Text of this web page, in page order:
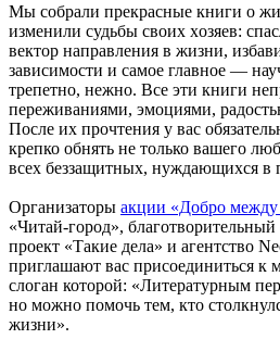
Мы собрали прекрасные книги о
изменили судьбы своих xозяев:
вектор направления в жизни,
зависимости и самое главное —
трепетно, нежно. Все эти книги
переживаниями, эмоциями,
После их прочтения у вас
крепко обнять не только вашего
всех беззащитных, нуждающихся в
Организаторы акции «Добро между
«Читай-город»,
проект «Такие дела» и агентство
приглашают вас присоединиться к
слоган которой: «Литературным
но можно помочь тем, кто
жизни».